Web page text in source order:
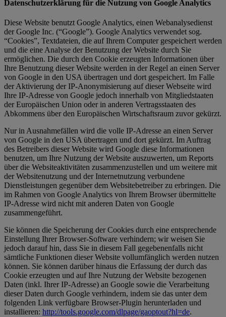
Datenschutzerklärung für die Nutzung von Google Analytics
Diese Website benutzt Google Analytics, einen Webanalysedienst
der Google Inc. (“Google”). Google Analytics verwendet sog.
“Cookies”, Textdateien, die auf Ihrem Computer gespeichert werden
und die eine Analyse der Benutzung der Website durch Sie
ermöglichen. Die durch den Cookie erzeugten Informationen über
Ihre Benutzung dieser Website werden in der Regel an einen Server
von Google in den USA übertragen und dort gespeichert. Im Falle
der Aktivierung der IP-Anonymisierung auf dieser Webseite wird
Ihre IP-Adresse von Google jedoch innerhalb von Mitgliedstaaten
der Europäischen Union oder in anderen Vertragsstaaten des
Abkommens über den Europäischen Wirtschaftsraum zuvor gekürzt.
Nur in Ausnahmefällen wird die volle IP-Adresse an einen Server
von Google in den USA übertragen und dort gekürzt. Im Auftrag
des Betreibers dieser Website wird Google diese Informationen
benutzen, um Ihre Nutzung der Website auszuwerten, um Reports
über die Websiteaktivitäten zusammenzustellen und um weitere mit
der Websitenutzung und der Internetnutzung verbundene
Dienstleistungen gegenüber dem Websitebetreiber zu erbringen. Die
im Rahmen von Google Analytics von Ihrem Browser übermittelte
IP-Adresse wird nicht mit anderen Daten von Google
zusammengeführt.
Sie können die Speicherung der Cookies durch eine entsprechende
Einstellung Ihrer Browser-Software verhindern; wir weisen Sie
jedoch darauf hin, dass Sie in diesem Fall gegebenenfalls nicht
sämtliche Funktionen dieser Website vollumfänglich werden nutzen
können. Sie können darüber hinaus die Erfassung der durch das
Cookie erzeugten und auf Ihre Nutzung der Website bezogenen
Daten (inkl. Ihrer IP-Adresse) an Google sowie die Verarbeitung
dieser Daten durch Google verhindern, indem sie das unter dem
folgenden Link verfügbare Browser-Plugin herunterladen und
installieren: http://tools.google.com/dlpage/gaoptout?hl=de.